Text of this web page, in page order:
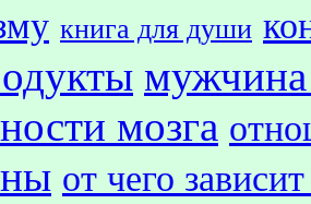
книга для души
мозга
от чего